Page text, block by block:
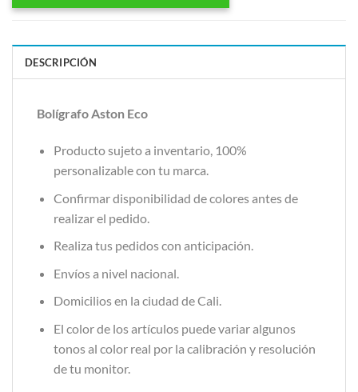
DESCRIPCIÓN
Bolígrafo Aston Eco
Producto sujeto a inventario, 100%
personalizable con tu marca.
Confirmar disponibilidad de colores antes de
realizar el pedido.
Realiza tus pedidos con anticipación.
Envíos a nivel nacional.
Domicilios en la ciudad de Cali.
El color de los artículos puede variar algunos
tonos al color real por la calibración y resolución
de tu monitor.